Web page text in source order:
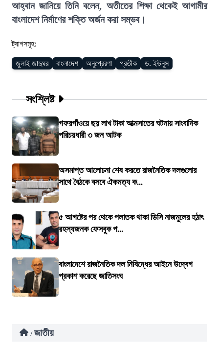
আহ্বান জানিয়ে তিনি বলেন, অতীতের শিক্ষা থেকেই আগামীর
বাংলাদেশ নির্মাণের শক্তি অর্জন করা সম্ভব।
ট্যাগসমূহ:
জুলাই জাদুঘর বাংলাদেশ অনুপ্রেরণা প্রতীক ড. ইউনূস
সংশ্লিষ্ট
গফরগাঁওয়ে ছয় লাখ টাকা আত্মসাতের ঘটনায় সাংবাদিক
পরিচয়ধারী ৩ জন আটক
অসমাপ্ত আলোচনা শেষ করতে রাজনৈতিক দলগুলোর
সাথে বৈঠকে বসবে ঐকমত্য ক...
৫ আগষ্টের পর থেকে পলাতক থাকা ডিসি নাজমুলের হঠাৎ
রহস্যজনক ফেসবুক প...
বাংলাদেশে রাজনৈতিক দল নিষিদ্ধের আইনে উদ্বেগ
প্রকাশ করেছে জাতিসংঘ
/ জাতীয়